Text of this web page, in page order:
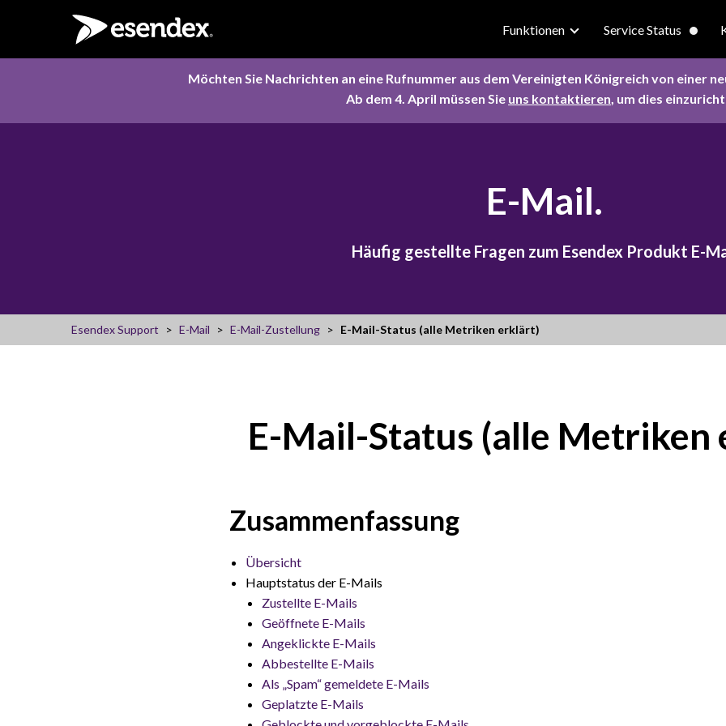
Funktionen Service Status
Möchten Sie Nachrichten an eine Rufnummer aus dem Vereinigten Königreich von einer
Ab dem 4. April müssen Sie uns kontaktieren, um dies
E-Mail.
Häufig gestellte Fragen zum Esendex Produkt E-
Esendex Support E-Mail E-Mail-Zustellung E-Mail-Status (alle Metriken erklärt)
E-Mail-Status (alle Metriken
Zusammenfassung
Übersicht
Hauptstatus der E-Mails
Zustellte E-Mails
Geöffnete E-Mails
Angeklickte E-Mails
Abbestellte E-Mails
Als „Spam“ gemeldete E-Mails
Geplatzte E-Mails